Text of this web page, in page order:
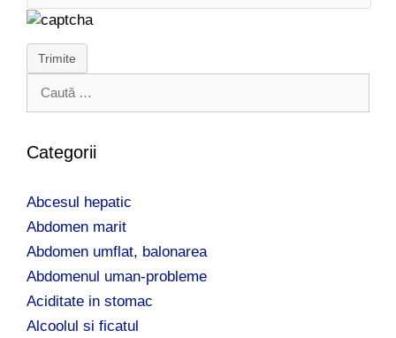
Trimite
t
u
p
ă
Categorii
Abcesul hepatic
Abdomen marit
Abdomen umflat, balonarea
Abdomenul uman-probleme
Aciditate in stomac
Alcoolul si ficatul